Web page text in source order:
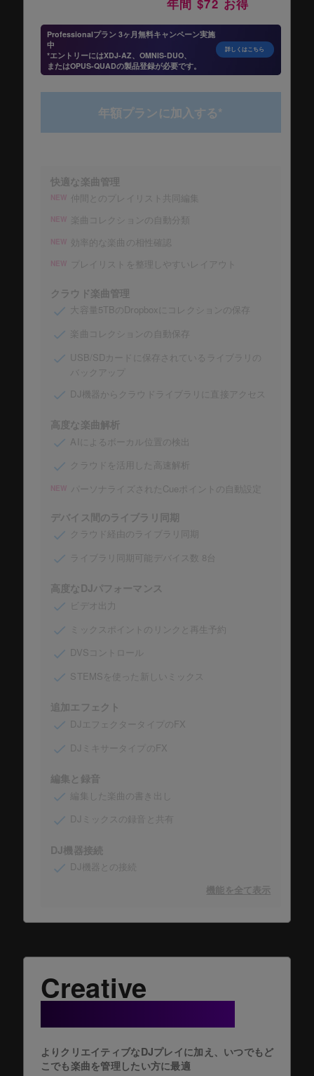
年間 $72 お得
Professionalプラン 3ヶ月無料キャンペーン実施
中
*エントリーにはXDJ-AZ、OMNIS-DUO、
またはOPUS-QUADの製品登録が必要です。
詳しくはこちら
年額プランに加入する*
快適な楽曲管理
NEW 仲間とのプレイリスト共同編集
NEW 楽曲コレクションの自動分類
NEW 効率的な楽曲の相性確認
NEW プレイリストを整理しやすいレイアウト
クラウド楽曲管理
大容量5TBのDropboxにコレクションの保存
楽曲コレクションの自動保存
USB/SDカードに保存されているライブラリの
バックアップ
DJ機器からクラウドライブラリに直接アクセス
高度な楽曲解析
AIによるボーカル位置の検出
クラウドを活用した高速解析
NEW パーソナライズされたCueポイントの自動設定
デバイス間のライブラリ同期
クラウド経由のライブラリ同期
ライブラリ同期可能デバイス数 8台
高度なDJパフォーマンス
ビデオ出力
ミックスポイントのリンクと再生予約
DVSコントロール
STEMSを使った新しいミックス
追加エフェクト
DJエフェクタータイプのFX
DJミキサータイプのFX
編集と録音
編集した楽曲の書き出し
DJミックスの録音と共有
DJ機器接続
DJ機器との接続
機能を全て表示
Creative
+ Cloud Option
よりクリエイティブなDJプレイに加え、いつでもど
こでも楽曲を管理したい方に最適